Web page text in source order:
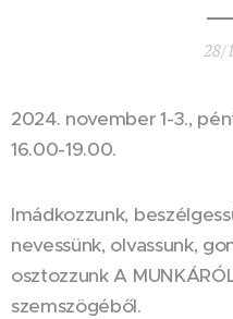
28/
2024. november 1-3.,
16.00-19.00.
Imádkozzunk,
nevessünk, olvassunk,
osztozzunk A
szemszögéből.